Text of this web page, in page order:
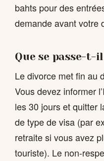
bahts pour des
demande avant votre
Que se passe-t-
Le divorce met fin au
Vous devez informer
les 30 jours et quitter
de type de visa (par
retraite si vous avez
touriste). Le non-